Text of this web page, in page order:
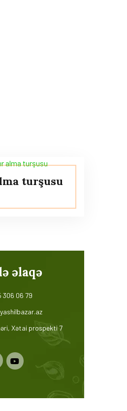
turşusu
əlaqə
306 06 79
Xətai prospekti 7